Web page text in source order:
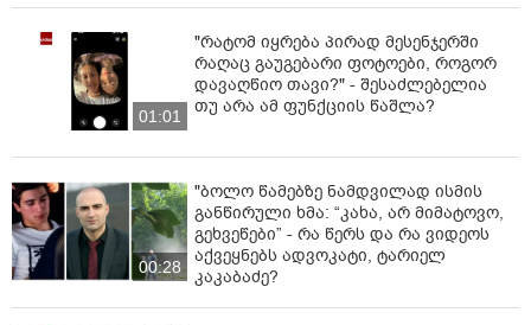
ნაფიცმა მსაჯულებმა არ გაიზიარეს და ახალგაზრდა
ქალი ქმრის განზრახ მკვლელობაში დამნაშავედ ცნეს.
ცნობისთვის, მკვლელობა თბილისში, 22 აგვისტოს
წარედგინა, რაც ოჯახის წევრის მიმართ
დამამძიმებელ გარემოებაში ჩადენილ განზრახ
მკვლელობას გულისხობს.
დანაშაული 16-დან 20-წლამდე ან უვადო
01:01
"რატომ იყრება პირად მესენჯერში
რაღაც გაუგებარი ფოტოები, როგორ
დავაღწიო თავი?" - შესაძლებელია
თუ არა ამ ფუნქციის წაშლა?
00:28
"ბოლო წამებზე ნამდვილად ისმის
განწირული ხმა: “კახა, არ მიმატოვო,
გეხვეწები” - რა წერს და რა ვიდეოს
აქვეყნებს ადვოკატი, ტარიელ
კაკაბაძე?